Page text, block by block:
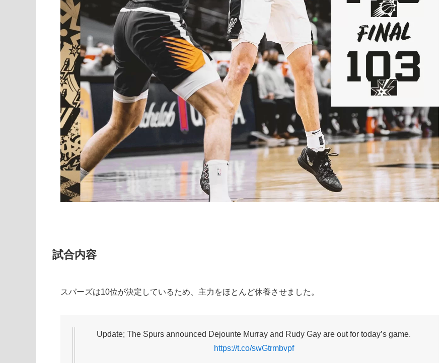
試合内容
スパーズは10位が決定しているため、主力をほとんど休養させました。
Update; The Spurs announced Dejounte Murray and Rudy Gay are out for today’s game.
https://t.co/swGtrmbvpf